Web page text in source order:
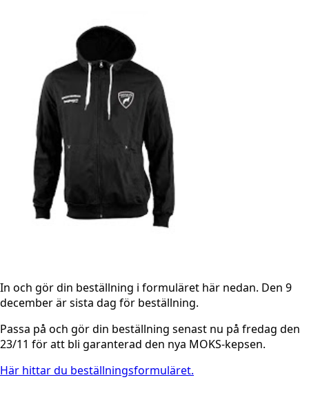
In och gör din beställning i formuläret här nedan. Den 9
december är sista dag för beställning.
Passa på och gör din beställning senast nu på fredag den
23/11 för att bli garanterad den nya MOKS-kepsen.
Här hittar du beställningsformuläret.